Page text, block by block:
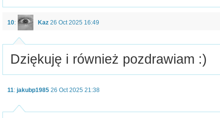
10: Kaz 26 Oct 2025 16:49
Dziękuję i również pozdrawiam :)
11: jakubp1985 26 Oct 2025 21:38